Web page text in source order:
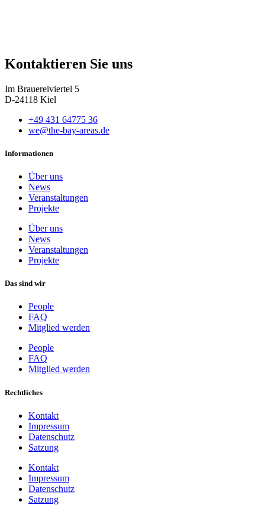
Kontaktieren Sie uns
Im Brauereiviertel 5
D-24118 Kiel
+49 431 64775 36
we@the-bay-areas.de
Informationen
Über uns
News
Veranstaltungen
Projekte
Über uns
News
Veranstaltungen
Projekte
Das sind wir
People
FAQ
Mitglied werden
People
FAQ
Mitglied werden
Rechtliches
Kontakt
Impressum
Datenschutz
Satzung
Kontakt
Impressum
Datenschutz
Satzung